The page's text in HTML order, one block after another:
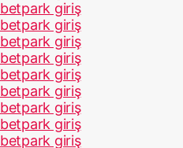
betpark giriş
betpark giriş
betpark giriş
betpark giriş
betpark giriş
betpark giriş
betpark giriş
betpark giriş
betpark giriş